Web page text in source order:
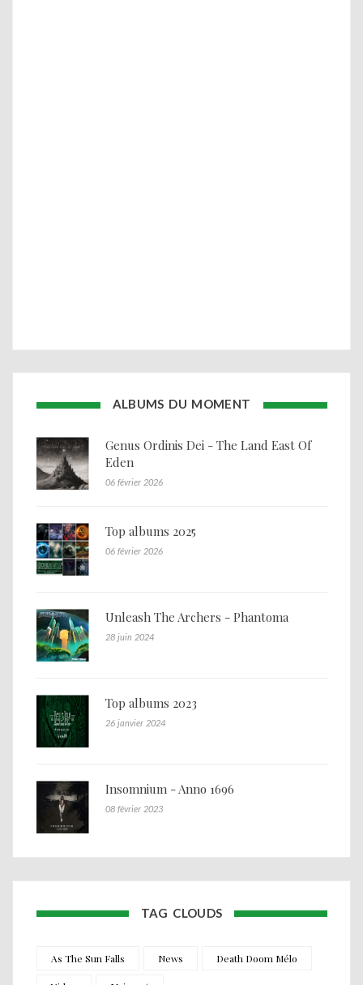
ALBUMS DU MOMENT
Genus Ordinis Dei - The Land East Of
Eden
06 février 2026
Top albums 2025
06 février 2026
Unleash The Archers - Phantoma
28 juin 2024
Top albums 2023
26 janvier 2024
Insomnium - Anno 1696
08 février 2023
TAG CLOUDS
As The Sun Falls News Death Doom Mélo